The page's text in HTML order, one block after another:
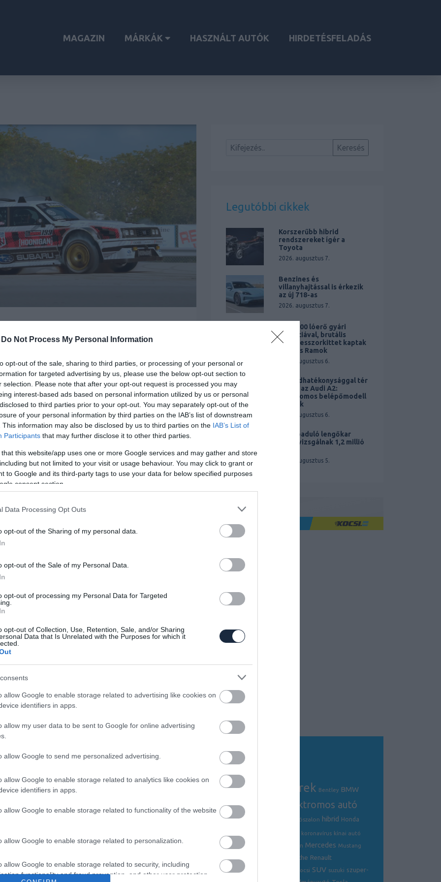
Do Not Process My Personal Information
opt-out of the sale, sharing to third parties, or processing of your personal or
for targeted advertising by us, please use the below opt-out section to
selection. Please note that after your opt-out request is processed you may
interest-based ads based on personal information utilized by us or personal
to third parties prior to your opt-out. You may separately opt-out of the
of your personal information by third parties on the IAB’s list of downstream
This information may also be disclosed by us to third parties on the IAB’s List of
Participants that may further disclose it to other third parties.
that this website/app uses one or more Google services and may gather and store
but not limited to your visit or usage behaviour. You may click to grant or
to Google and its third-party tags to use your data for below specified purposes
consent section.
Data Processing Opt Outs
opt-out of the Sharing of my personal data.
opt-out of the Sale of my Personal Data.
opt-out of processing my Personal Data for Targeted
opt-out of Collection, Use, Retention, Sale, and/or Sharing
Data that Is Unrelated with the Purposes for which it
allow Google to enable storage related to advertising like cookies on
identifiers in apps.
allow my user data to be sent to Google for online advertising
allow Google to send me personalized advertising.
allow Google to enable storage related to analytics like cookies on
identifiers in apps.
allow Google to enable storage related to functionality of the website
allow Google to enable storage related to personalization.
allow Google to enable storage related to security, including
functionality and fraud prevention, and other user protection.
MAGAZIN MÁRKÁK HASZNÁLT AUTÓK HIRDETÉSFELADÁS
forgatja fel Floridát az
autós hírek , Travis Pastrana
is megérkezett a szokásos Gymkhana
a nézőt. A főszereplő Travis Pastrana és az
táborát Monster Truck-ok,
ma! És lám, itt is van! A recept némileg
azaz mint mindig, most is autós őrületre és
Pastrana kapta meg, aki a 875 lóerős,
fel Florida utcáit, illetve légterét. Ugratásokban
és más légi járművekből sem.
de láthatjuk Pastranát száguldozni többek
ellen is, aki a 3000 lóerős Chevy El Camino-ját
Legutóbbi cikkek
Korszerűbb hibrid
rendszereket ígér a
Toyota
2026. augusztus 7.
Benzines és
villanyhajtással is érkezik
az új 718-as
2026. augusztus 7.
Akár 900 lóerő gyári
garanciával, brutális
kompresszorkittet kaptak
a V8-as Ramok
2026. augusztus 6.
Rekordhatékonysággal tér
vissza az Audi A2:
Elektromos belépőmodell
érkezik
2026. augusztus 6.
Elszabaduló lengőkar
miatt vizsgálnak 1,2 millió
2026. augusztus 5.
Ha jó élményre utazol
Tagfelhő
AMG Audi autós hírek Bentley BMW
crossover elektromos autó
Ferrari genfi autószalon hibrid Honda
koronavírus kínai autó
Lamborghini McLaren Mercedes Mustang
Porsche Renault
ráncfelvarrás sportkocsi SUV suzuki szuper-